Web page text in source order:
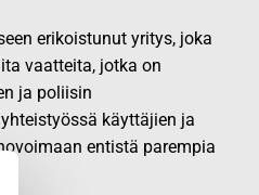
erikoistunut yritys, joka
vaatteita, jotka on
ja poliisin
käyttäjien ja
entistä parempia